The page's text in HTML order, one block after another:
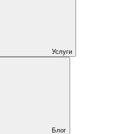
Услуги
Блог